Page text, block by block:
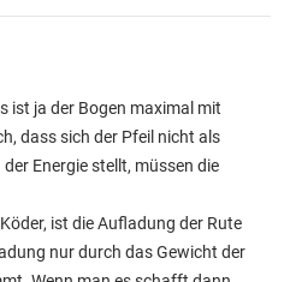
ist ja der Bogen maximal mit
dass sich der Pfeil nicht als
Energie stellt, müssen die
ist die Aufladung der Rute
nur durch das Gewicht der